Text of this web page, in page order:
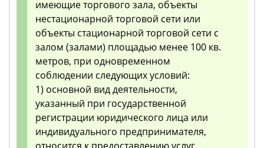
имеющие торгового зала, объекты
нестационарной торговой сети или
объекты стационарной торговой сети с
залом (залами) площадью менее 100 кв.
метров, при одновременном
соблюдении следующих условий:
1) основной вид деятельности,
указанный при государственной
регистрации юридического лица или
индивидуального предпринимателя,